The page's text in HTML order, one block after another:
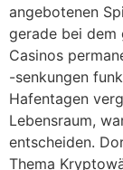
angebotenen
gerade bei dem
Casinos
-senkungen
Hafentagen
Lebensraum,
entscheiden.
Thema